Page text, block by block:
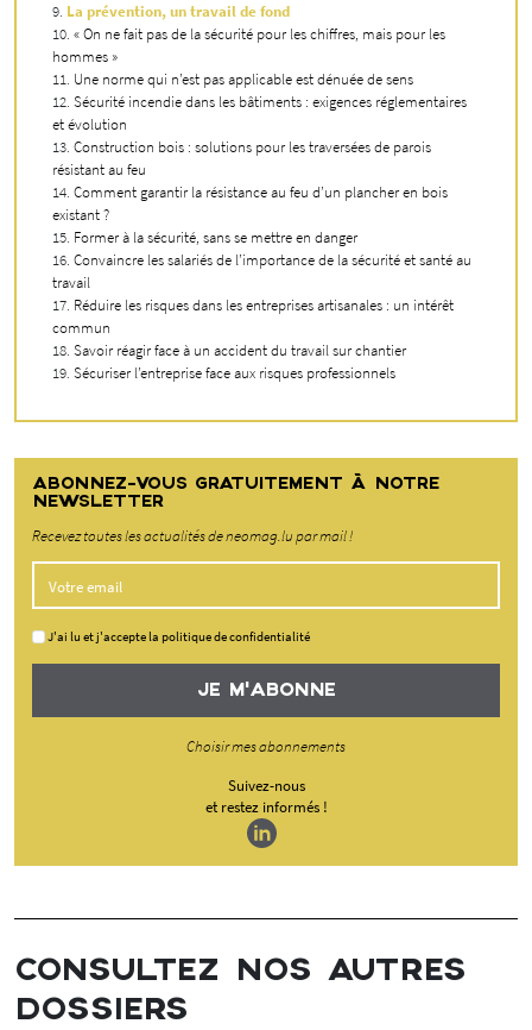
La prévention, un travail de fond
« On ne fait pas de la sécurité pour les chiffres, mais pour les
hommes »
Une norme qui n’est pas applicable est dénuée de sens
Sécurité incendie dans les bâtiments : exigences réglementaires
et évolution
Construction bois : solutions pour les traversées de parois
résistant au feu
Comment garantir la résistance au feu d’un plancher en bois
existant ?
Former à la sécurité, sans se mettre en danger
Convaincre les salariés de l’importance de la sécurité et santé au
travail
Réduire les risques dans les entreprises artisanales : un intérêt
commun
Savoir réagir face à un accident du travail sur chantier
Sécuriser l’entreprise face aux risques professionnels
ABONNEZ-VOUS GRATUITEMENT À NOTRE
NEWSLETTER
Recevez toutes les actualités de neomag.lu par mail !
J'ai lu et j'accepte la politique de confidentialité
JE M'ABONNE
Choisir mes abonnements
Suivez-nous
et restez informés !
CONSULTEZ NOS AUTRES
DOSSIERS